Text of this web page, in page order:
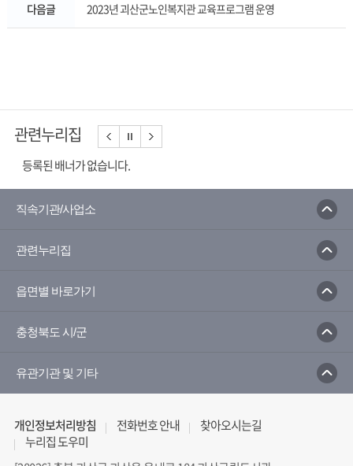
다음글 2023년 괴산군노인복지관 교육프로그램 운영
관련누리집
등록된 배너가 없습니다.
직속기관/사업소
관련누리집
읍면별 바로가기
충청북도 시/군
유관기관 및 기타
개인정보처리방침 전화번호 안내
찾아오시는길
누리집 도우미